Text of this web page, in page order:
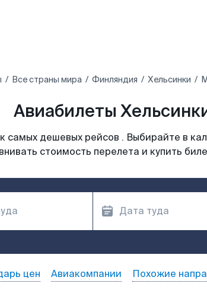
Все страны мира Финляндия Хельсинки
Авиабилеты
самых дешевых рейсов . Выбирайте в
стоимость перелета и купить
цен Авиакомпании Похожие